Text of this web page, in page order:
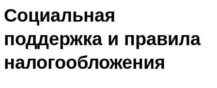
Социальная
поддержка и правила
налогообложения